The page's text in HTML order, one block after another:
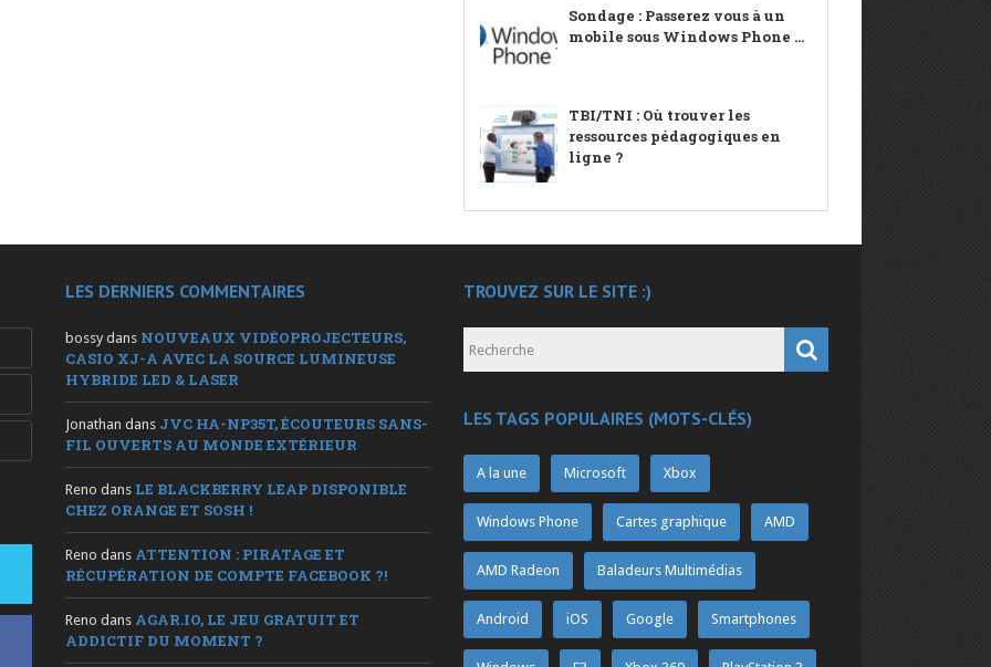
Sondage : Passerez vous à un
mobile sous Windows Phone ...
TBI/TNI : Où trouver les
ressources pédagogiques en
ligne ?
LES DERNIERS COMMENTAIRES
bossy dans NOUVEAUX VIDÉOPROJECTEURS,
CASIO XJ-A AVEC LA SOURCE LUMINEUSE
HYBRIDE LED & LASER
Jonathan dans JVC HA-NP35T, ÉCOUTEURS SANS-
FIL OUVERTS AU MONDE EXTÉRIEUR
Reno dans LE BLACKBERRY LEAP DISPONIBLE
CHEZ ORANGE ET SOSH !
Reno dans ATTENTION : PIRATAGE ET
RÉCUPÉRATION DE COMPTE FACEBOOK ?!
Reno dans AGAR.IO, LE JEU GRATUIT ET
ADDICTIF DU MOMENT ?
TROUVEZ SUR LE SITE :)
LES TAGS POPULAIRES (MOTS-CLÉS)
A la une Microsoft Xbox
Windows Phone Cartes graphique AMD
AMD Radeon Baladeurs Multimédias
Android iOS Google Smartphones